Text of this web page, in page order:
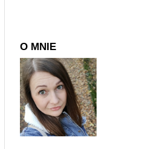
O MNIE